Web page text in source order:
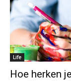
Life
Hoe herken